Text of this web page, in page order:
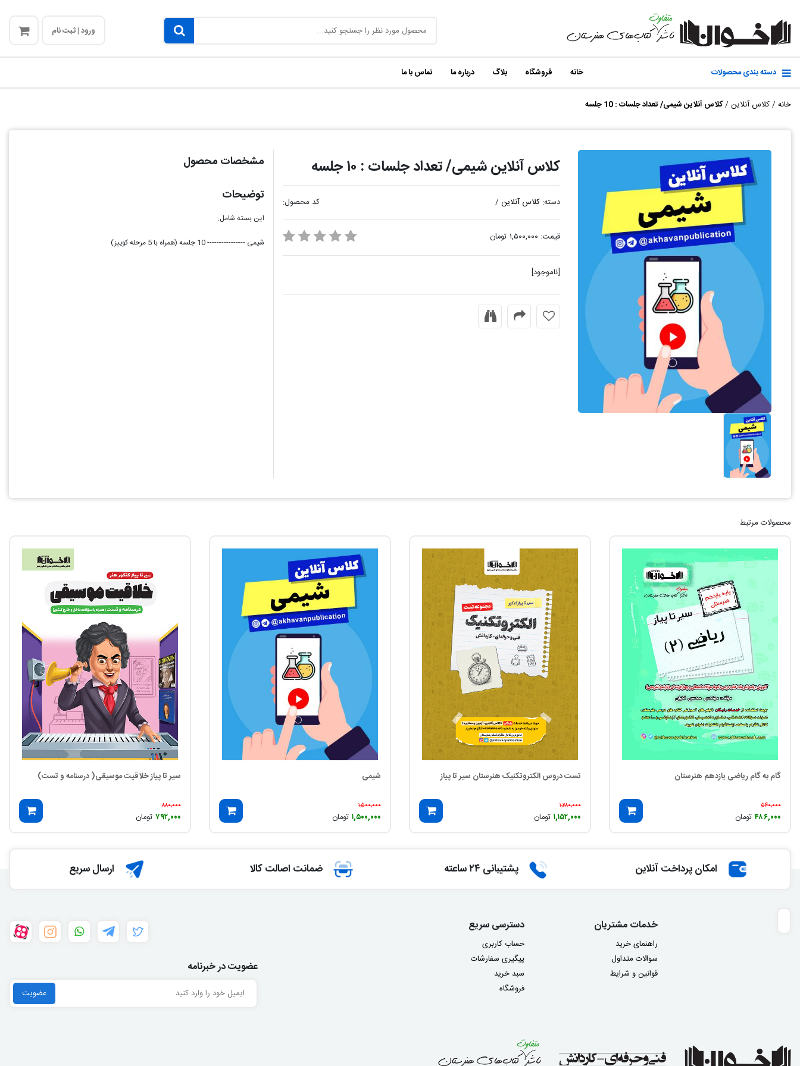
ورود | ثبت نام
دسته بندی محصولات خانه فروشگاه بلاگ درباره ما تماس با ما
خانه/کلاس آنلاین/کلاس آنلاین شیمی/ تعداد جلسات : 10 جلسه
کلاس آنلاین شیمی/ تعداد جلسات : ۱۰ جلسه
دسته: کلاس آنلاین/ کد محصول:
قیمت: ۱,۵۰۰,۰۰۰ تومان
[ناموجود]
مشخصات محصول
توضیحات
این بسته شامل:
شیمی ---------------- 10 جلسه (همراه با 5 مرحله کوییز)
محصولات مرتبط
گام به گام ریاضی یازدهم هنرستان
۵۴۰,۰۰۰
۴۸۶,۰۰۰ تومان
تست دروس الکتروتکنیک هنرستان سیر تا پیاز
۱,۲۸۰,۰۰۰
۱,۱۵۲,۰۰۰ تومان
شیمی
۱,۵۰۰,۰۰۰
۱,۵۰۰,۰۰۰ تومان
سیر تا پیاز خلاقیت موسیقی( درسنامه و تست)
۸۸۰,۰۰۰
۷۹۲,۰۰۰ تومان
امکان پرداخت آنلاین پشتیبانی ۲۴ ساعته ضمانت اصالت کالا ارسال سریع
خدمات مشتریان
راهنمای خرید
سوالات متداول
قوانین و شرایط
دسترسی سریع
حساب کاربری
پیگیری سفارشات
سبد خرید
فروشگاه
عضویت در خبرنامه